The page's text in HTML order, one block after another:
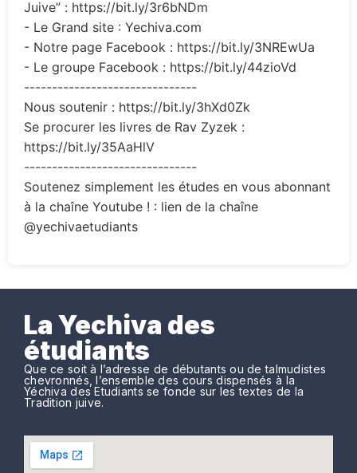
Juive” : https://bit.ly/3r6bNDm
- Le Grand site : Yechiva.com
- Notre page Facebook : https://bit.ly/3NREwUa
- Le groupe Facebook : https://bit.ly/44zioVd
-------------------------------
Nous soutenir : https://bit.ly/3hXd0Zk
Se procurer les livres de Rav Zyzek :
https://bit.ly/35AaHlV
-------------------------------
Soutenez simplement les études en vous abonnant
à la chaîne Youtube ! : lien de la chaîne
@yechivaetudiants
La Yechiva des
étudiants
Que ce soit à l’adresse de débutants ou de talmudistes
chevronnés, l’ensemble des cours dispensés à la
Yéchiva des Etudiants se fonde sur les textes de la
Tradition juive.